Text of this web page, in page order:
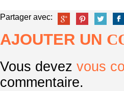
Partager avec:
AJOUTER UN
Vous devez vous
commentaire.